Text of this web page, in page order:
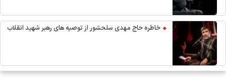
خاطره حاج مهدی سلحشور از توصیه های رهبر شهید انقلاب